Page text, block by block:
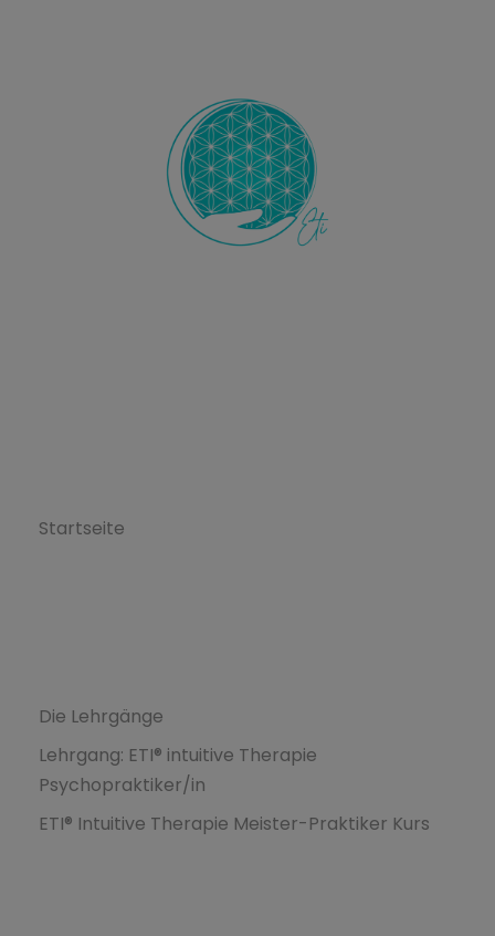
Startseite
Die Lehrgänge
Lehrgang: ETI® intuitive Therapie
Psychopraktiker/in
ETI® Intuitive Therapie Meister-Praktiker Kurs